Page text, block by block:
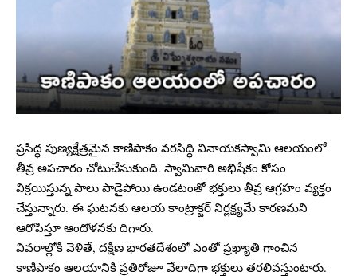
ప్రసిద్ధ పుణ్యక్షేత్రమైన కాణిపాకం వరసిద్ధి వినాయకస్వామి ఆలయంలో
తీవ్ర అపచారం చోటుచేసుకుంది. స్వామివారి అభిషేకం కోసం
విక్రయిస్తున్న పాలు పాడైపోయి ఉండటంతో భక్తులు తీవ్ర ఆగ్రహం వ్యక్తం
చేస్తున్నారు. ఈ ఘటనకు ఆలయ కాంట్రాక్టర్ నిర్లక్ష్యమే కారణమని
ఆరోపిస్తూ ఆందోళనకు దిగారు.
వివరాల్లోకి వెళితే, దక్షిణ భారతదేశంలో ఎంతో ప్రఖ్యాతి గాంచిన
కాణిపాకం ఆలయానికి ప్రతిరోజూ వేలాదిగా భక్తులు తరలివస్తుంటారు.